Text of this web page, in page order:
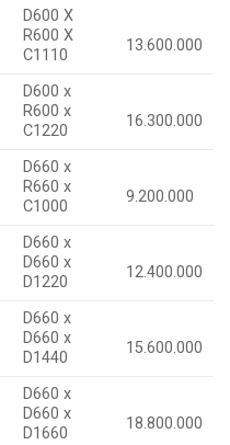
D600 X
R600 X
C1110
13.600.000
D600 x
R600 x
C1220
16.300.000
D660 x
R660 x
C1000
9.200.000
D660 x
D660 x
D1220
12.400.000
D660 x
D660 x
D1440
15.600.000
D660 x
D660 x
D1660
18.800.000